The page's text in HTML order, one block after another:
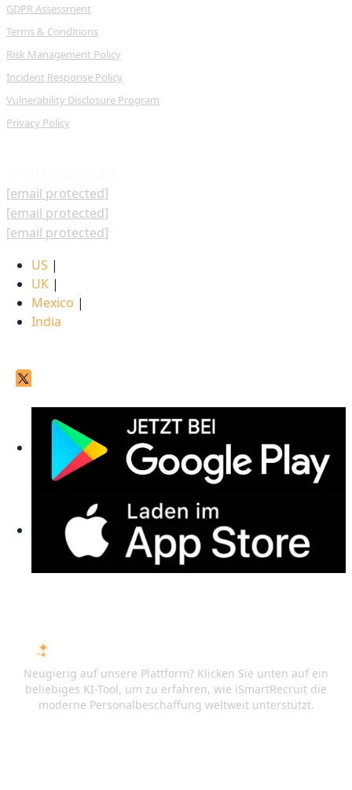
GDPR Assessment
Terms & Conditions
Risk Management Policy
Incident Response Policy
Vulnerability Disclosure Program
Privacy Policy
[email protected]
[email protected]
[email protected]
US |
UK |
Mexico |
India
Neugierig auf unsere Plattform? Klicken Sie unten auf ein
beliebiges KI-Tool, um zu erfahren, wie iSmartRecruit die
moderne Personalbeschaffung weltweit unterstützt.